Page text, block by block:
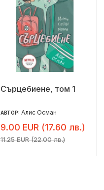
Сърцебиене, том 1
АВТОР: Алис Осман
9.00 EUR (17.60 лв.)
11.25 EUR (22.00 лв.)